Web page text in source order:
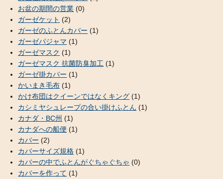
お盆の期間の営業 (0)
ガーゼケット (2)
ガーゼのふとんカバー (1)
ガーゼパジャマ (1)
ガーゼマスク (1)
ガーゼマスク 抗菌防臭加工 (1)
ガーゼ掛カバー (1)
かいまき毛布 (1)
かけ布団はクイーンではなくキング (1)
カシミヤシュレープの合い掛けふとん (1)
カナダ・BC州 (1)
カナダへの船便 (1)
カバー (2)
カバーサイズ規格 (1)
カバーの中でふとんがぐちゃぐちゃ (0)
カバーを作って (1)